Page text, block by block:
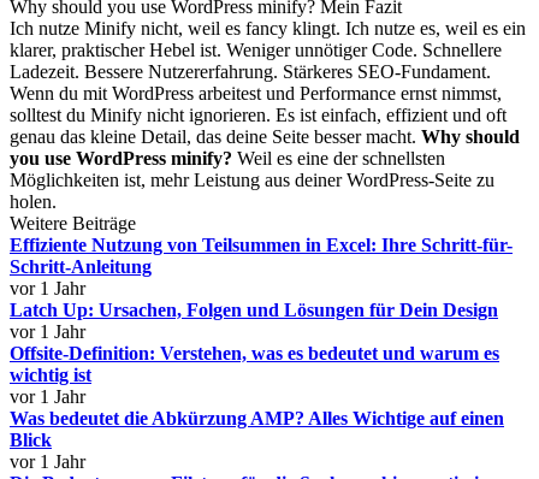
Why should you use WordPress minify? Mein Fazit
Ich nutze Minify nicht, weil es fancy klingt. Ich nutze es, weil es ein
klarer, praktischer Hebel ist. Weniger unnötiger Code. Schnellere
Ladezeit. Bessere Nutzererfahrung. Stärkeres SEO-Fundament.
Wenn du mit WordPress arbeitest und Performance ernst nimmst,
solltest du Minify nicht ignorieren. Es ist einfach, effizient und oft
genau das kleine Detail, das deine Seite besser macht. Why should
you use WordPress minify? Weil es eine der schnellsten
Möglichkeiten ist, mehr Leistung aus deiner WordPress-Seite zu
holen.
Weitere Beiträge
Effiziente Nutzung von Teilsummen in Excel: Ihre Schritt-für-
Schritt-Anleitung
vor 1 Jahr
Latch Up: Ursachen, Folgen und Lösungen für Dein Design
vor 1 Jahr
Offsite-Definition: Verstehen, was es bedeutet und warum es
wichtig ist
vor 1 Jahr
Was bedeutet die Abkürzung AMP? Alles Wichtige auf einen
Blick
vor 1 Jahr